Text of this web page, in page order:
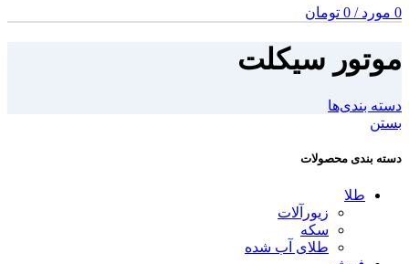
0 مورد /
0 تومان
موتور سیکلت
دسته بندی‌ها
بستن
دسته بندی محصولات
طلا
زیورآلات
سکه
طلای آب شده